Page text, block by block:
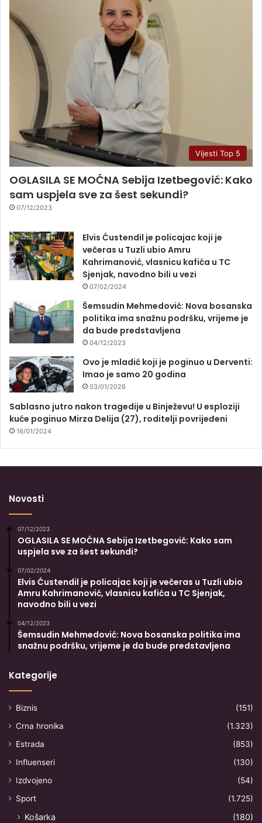
Vijesti Top 5
OGLASILA SE MOĆNA Sebija Izetbegović: Kako
sam uspjela sve za šest sekundi?
07/12/2023
Elvis Ćustendil je policajac koji je
večeras u Tuzli ubio Amru
Kahrimanović, vlasnicu kafića u TC
Sjenjak, navodno bili u vezi
07/02/2024
Šemsudin Mehmedović: Nova bosanska
politika ima snažnu podršku, vrijeme je
da bude predstavljena
04/12/2023
Ovo je mladić koji je poginuo u Derventi:
Imao je samo 20 godina
03/01/2026
Sablasno jutro nakon tragedije u Binježevu! U esploziji
kuće poginuo Mirza Delija (27), roditelji povrijeđeni
16/01/2024
Novosti
07/12/2023
OGLASILA SE MOĆNA Sebija Izetbegović: Kako sam
uspjela sve za šest sekundi?
07/02/2024
Elvis Ćustendil je policajac koji je večeras u Tuzli ubio
Amru Kahrimanović, vlasnicu kafića u TC Sjenjak,
navodno bili u vezi
04/12/2023
Šemsudin Mehmedović: Nova bosanska politika ima
snažnu podršku, vrijeme je da bude predstavljena
Kategorije
Biznis
(151)
Crna hronika
(1.323)
Estrada
(853)
Influenseri
(130)
Izdvojeno
(54)
Sport
(1.725)
Košarka
(180)